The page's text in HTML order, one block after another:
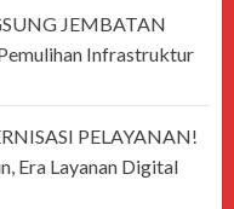
JEMBATAN
Infrastruktur
PELAYANAN!
Era Layanan Digital